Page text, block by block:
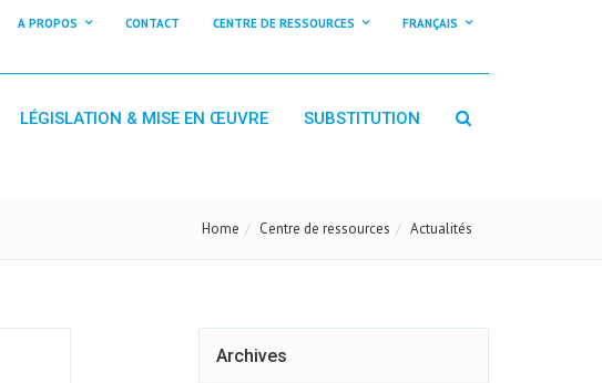
A PROPOS CONTACT CENTRE DE RESSOURCES FRANÇAIS
LÉGISLATION & MISE EN ŒUVRE SUBSTITUTION
Home Centre de ressources Actualités
Archives